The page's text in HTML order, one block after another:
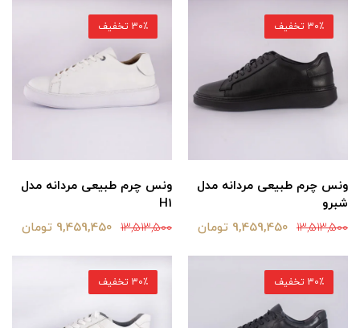
ونس چرم طبیعی مردانه مدل
شبرو
13,513,500 9,459,450 تومان
30٪ تخفیف
ونس چرم طبیعی مردانه مدل
H1
13,513,500 9,459,450 تومان
30٪ تخفیف
30٪ تخفیف 30٪ تخفیف